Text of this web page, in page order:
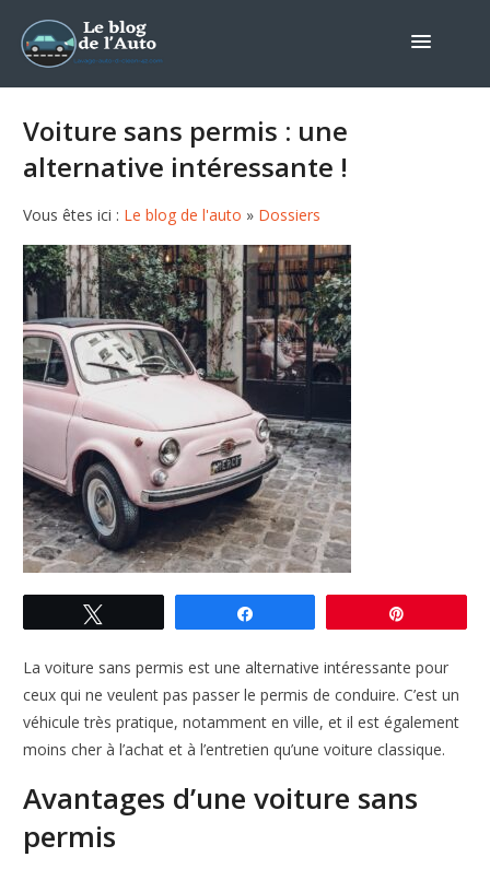
Voiture sans permis : une
alternative intéressante !
Vous êtes ici : Le blog de l'auto » Dossiers
La voiture sans permis est une alternative intéressante pour
ceux qui ne veulent pas passer le permis de conduire. C’est un
véhicule très pratique, notamment en ville, et il est également
moins cher à l’achat et à l’entretien qu’une voiture classique.
Avantages d’une voiture sans
permis